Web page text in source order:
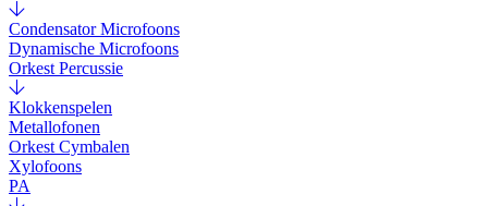
Condensator Microfoons
Dynamische Microfoons
Orkest Percussie
Klokkenspelen
Metallofonen
Orkest Cymbalen
Xylofoons
PA